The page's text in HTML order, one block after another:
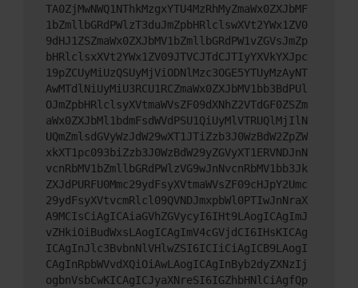
TA0ZjMwNWQ1NThkMzgxYTU4MzRhMyZmaWx0ZXJbMF
1bZmllbGRdPWlzT3duJmZpbHRlclswXVt2YWx1ZV0
9dHJ1ZSZmaWx0ZXJbMV1bZmllbGRdPW1vZGVsJmZp
bHRlclsxXVt2YWx1ZV09JTVCJTdCJTIyYXVkYXJpc
19pZCUyMiUzQSUyMjViODNlMzc3OGE5YTUyMzAyNT
AwMTdlNiUyMiU3RCU1RCZmaWx0ZXJbMV1bb3BdPUl
OJmZpbHRlclsyXVtmaWVsZF09dXNhZ2VTdGF0ZSZm
aWx0ZXJbMl1bdmFsdWVdPSU1QiUyMlVTRUQlMjIlN
UQmZmlsdGVyWzJdW29wXT1JTiZzb3J0WzBdW2ZpZW
xkXT1pc093biZzb3J0WzBdW29yZGVyXT1ERVNDJnN
vcnRbMV1bZmllbGRdPWlzVG9wJnNvcnRbMV1bb3Jk
ZXJdPURFU0Mmc29ydFsyXVtmaWVsZF09cHJpY2Umc
29ydFsyXVtvcmRlcl09QVNDJmxpbWl0PTIwJnNraX
A9MCIsCiAgICAiaGVhZGVycyI6IHt9LAogICAgImJ
vZHkiOiBudWxsLAogICAgImV4cGVjdCI6IHsKICAg
ICAgInJlc3BvbnNlVHlwZSI6ICIiCiAgICB9LAogI
CAgInRpbWVvdXQiOiAwLAogICAgInByb2dyZXNzIj
ogbnVsbCwKICAgICJyaXNreSI6IGZhbHNlCiAgfQp